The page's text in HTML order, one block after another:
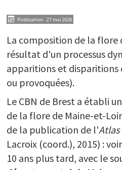
OBSERVATOIRE DES PLANTES
ESPACE DOCUMENTAIRE
PARTICIPEZ
Publication : 27 mai 2026
La composition de la
résultat d'un processus
apparitions et disparitions
ou provoquées).
Le CBN de Brest a établi
de la flore de Maine-et-
de la publication de l'
Lacroix (coord.), 2015) :
10 ans plus tard, avec le